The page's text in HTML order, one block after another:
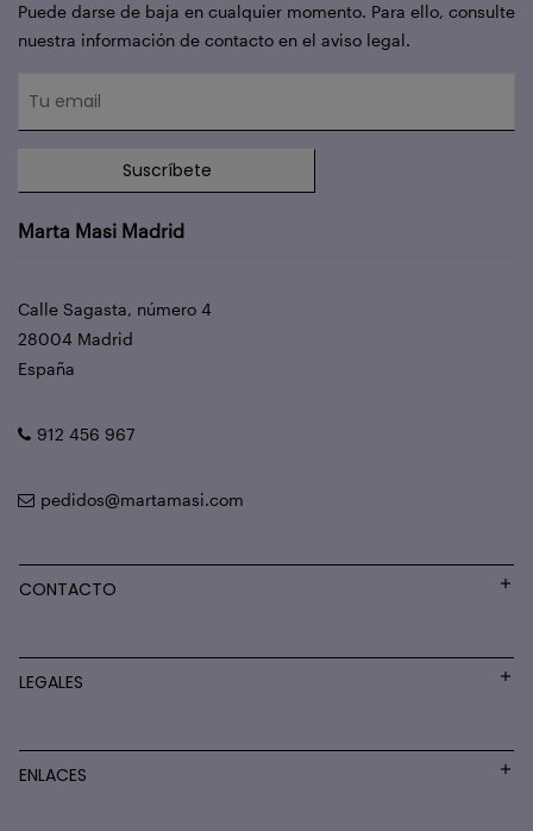
Puede darse de baja en cualquier momento. Para ello, consulte
nuestra información de contacto en el aviso legal.
Suscríbete
Marta Masi Madrid
Calle Sagasta, número 4
28004 Madrid
España
912 456 967
pedidos@martamasi.com
CONTACTO
LEGALES
ENLACES